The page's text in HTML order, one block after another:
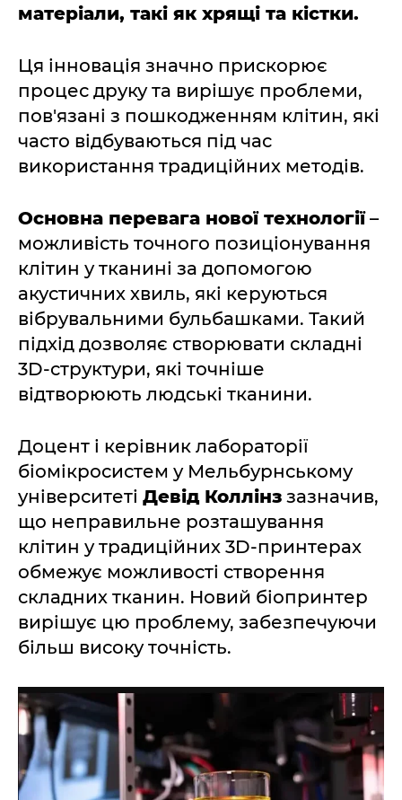
матеріали, такі як хрящі та кістки.
Ця інновація значно прискорює
процес друку та вирішує проблеми,
пов'язані з пошкодженням клітин, які
часто відбуваються під час
використання традиційних методів.
Основна перевага нової технології–
можливість точного позиціонування
клітин у тканині за допомогою
акустичних хвиль, які керуються
вібрувальними бульбашками. Такий
підхід дозволяє створювати складні
3D-структури, які точніше
відтворюють людські тканини.
Доцент і керівник лабораторії
біомікросистем у Мельбурнському
університеті Девід Коллінз зазначив,
що неправильне розташування
клітин у традиційних 3D-принтерах
обмежує можливості створення
складних тканин. Новий біопринтер
вирішує цю проблему, забезпечуючи
більш високу точність.